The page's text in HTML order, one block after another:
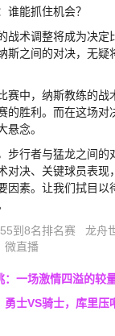
谁能抓住机会？
战术调整将成为决定
斯之间的对决，无疑
赛中，纳斯教练的战
的胜利。而在这场对
悬念。
步行者与猛龙之间的
对决、关键球员表现
因素。让我们拭目以
到8名排名赛 龙舟
微直播
：一场激情四溢的较
勇士VS骑士，库里压